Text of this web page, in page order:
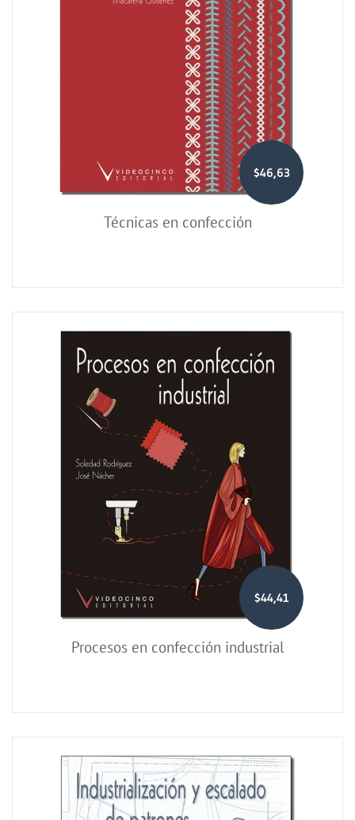
$46,63
Técnicas en confección
$44,41
Procesos en confección industrial